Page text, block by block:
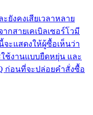
ยังคงเสียเวลาหลาย
กสายเคเบิลเซอร์โวมี
ะแสดงให้ผู้ซื้อเห็นว่า
ช้งานแบบยืดหยุ่น และ
ก่อนที่จะปล่อยคำสั่งซื้อ